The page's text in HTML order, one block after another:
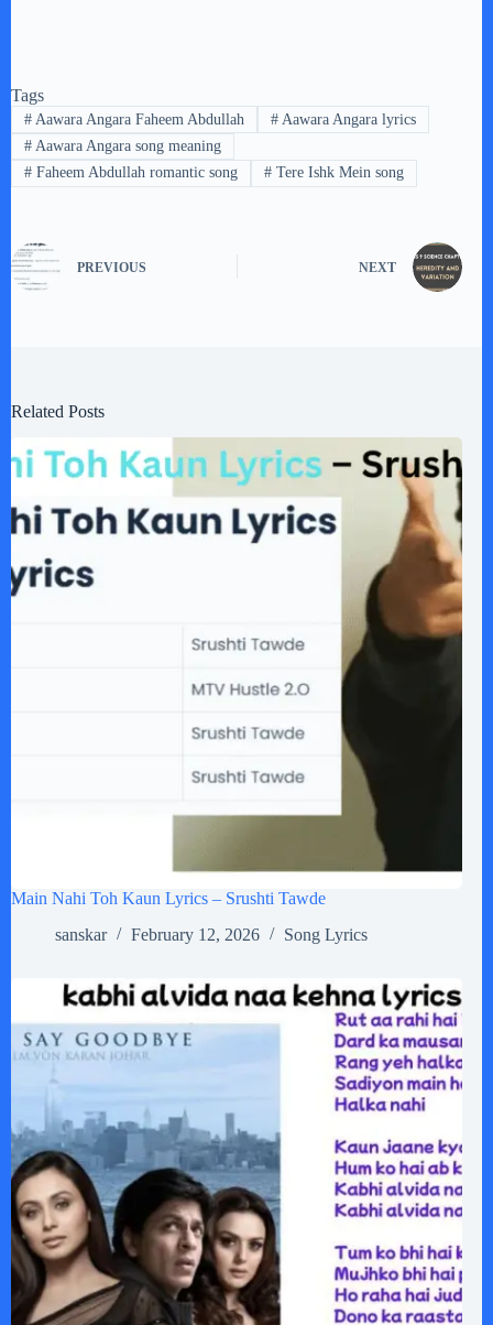
Tags
#Aawara Angara Faheem Abdullah #Aawara Angara lyrics
#Aawara Angara song meaning
#Faheem Abdullah romantic song #Tere Ishk Mein song
PREVIOUS NEXT
Related Posts
Main Nahi Toh Kaun Lyrics – Srushti Tawde
sanskar
February 12, 2026 Song Lyrics